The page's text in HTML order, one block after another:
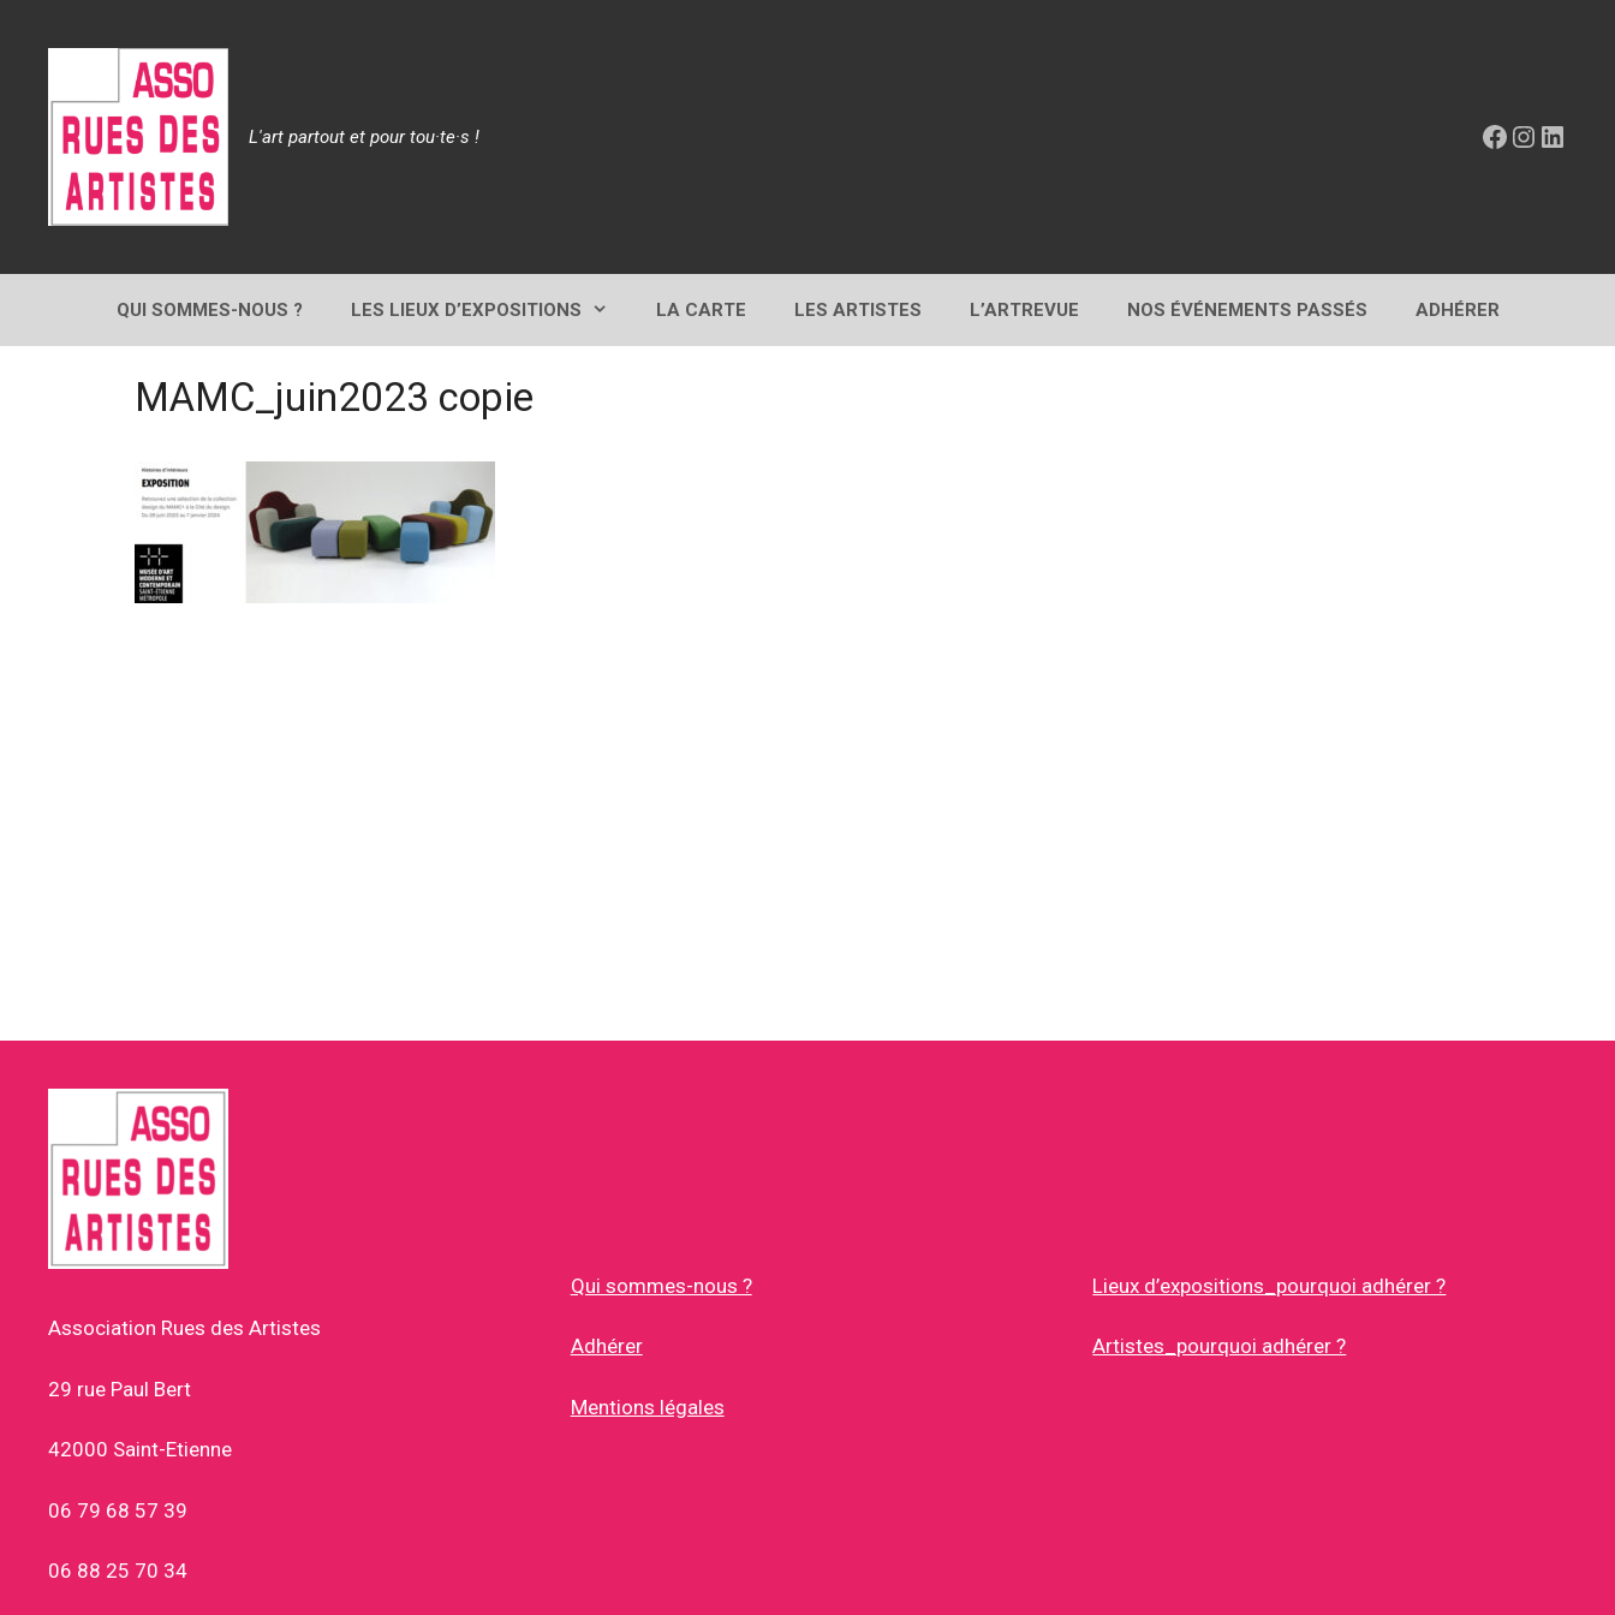
L'art partout et pour tou·te·s ! Facebook
QUI SOMMES-NOUS ? LES LIEUX D’EXPOSITIONS LA CARTE LES ARTISTES L’ARTREVUE NOS ÉVÉNEMENTS PASSÉS ADHÉRER
MAMC_juin2023 copie
Association Rues des Artistes
29 rue Paul Bert
42000 Saint-Etienne
06 79 68 57 39
06 88 25 70 34
Qui sommes-nous ?
Adhérer
Mentions légales
Lieux d’expositions_pourquoi adhérer ?
Artistes_pourquoi adhérer ?